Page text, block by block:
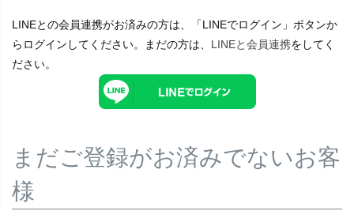
LINEとの会員連携がお済みの方は、「LINEでログイン」ボタンか
らログインしてください。まだの方は、 LINEと会員連携をしてく
ださい。
まだご登録がお済みでないお客
様